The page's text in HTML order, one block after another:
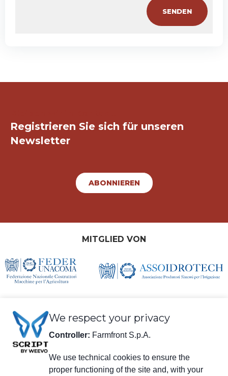
Registrieren Sie sich für unseren
Newsletter
ABONNIEREN
MITGLIED VON
Rechtliche Informationen
We respect your privacy
Controller: Farmfront S.p.A.
We use technical cookies to ensure the
proper functioning of the site and, with your